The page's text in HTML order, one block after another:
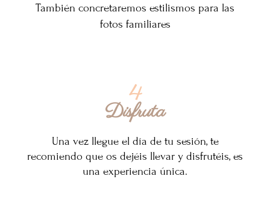
También concretaremos estilismos para las
fotos familiares
4
Disfruta
Una vez llegue el día de tu sesión, te
recomiendo que os dejéis llevar y disfrutéis, es
una experiencia única.